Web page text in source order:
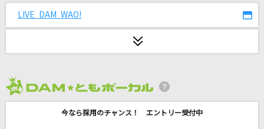
heavenly blue
[生音]ストロー
aiko
[生音]Tomorrow never knows
LIVE DAM WAO!
今なら採用のチャンス！ エントリー受付中